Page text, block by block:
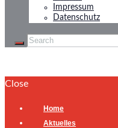
Impressum
Datenschutz
Close
Home
Aktuelles